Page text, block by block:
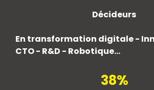
Décideurs
En transformation digitale -
CTO - R&D - Robotique...
38%